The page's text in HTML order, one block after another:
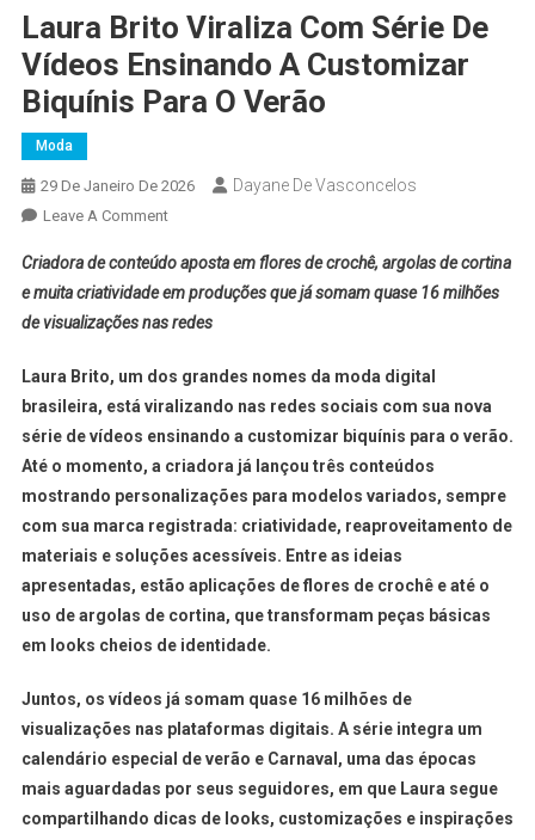
Laura Brito Viraliza Com Série De
Vídeos Ensinando A Customizar
Biquínis Para O Verão
Moda
29 De Janeiro De 2026 Dayane De Vasconcelos
Leave A Comment
Criadora de conteúdo aposta em flores de crochê, argolas de cortina
e muita criatividade em produções que já somam quase 16 milhões
de visualizações nas redes
Laura Brito, um dos grandes nomes da moda digital
brasileira, está viralizando nas redes sociais com sua nova
série de vídeos ensinando a customizar biquínis para o verão.
Até o momento, a criadora já lançou três conteúdos
mostrando personalizações para modelos variados, sempre
com sua marca registrada: criatividade, reaproveitamento de
materiais e soluções acessíveis. Entre as ideias
apresentadas, estão aplicações de flores de crochê e até o
uso de argolas de cortina, que transformam peças básicas
em looks cheios de identidade.
Juntos, os vídeos já somam quase 16 milhões de
visualizações nas plataformas digitais. A série integra um
calendário especial de verão e Carnaval, uma das épocas
mais aguardadas por seus seguidores, em que Laura segue
compartilhando dicas de looks, customizações e inspirações